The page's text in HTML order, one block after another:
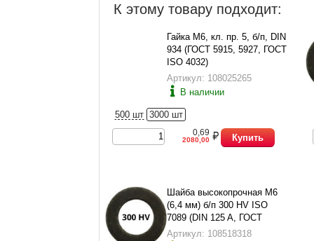
К этому товару подходит:
Гайка М6, кл. пр. 5, б/п, DIN
934 (ГОСТ 5915, 5927, ГОСТ
ISO 4032)
Артикул: 108025265
В наличии
500 шт 3000 шт
0,69
2080,00 Купить
Шайба высокопрочная М6
(6,4 мм) б/п 300 HV ISO
7089 (DIN 125 A, ГОСТ
11371-78 исп.1)
Артикул: 108518318